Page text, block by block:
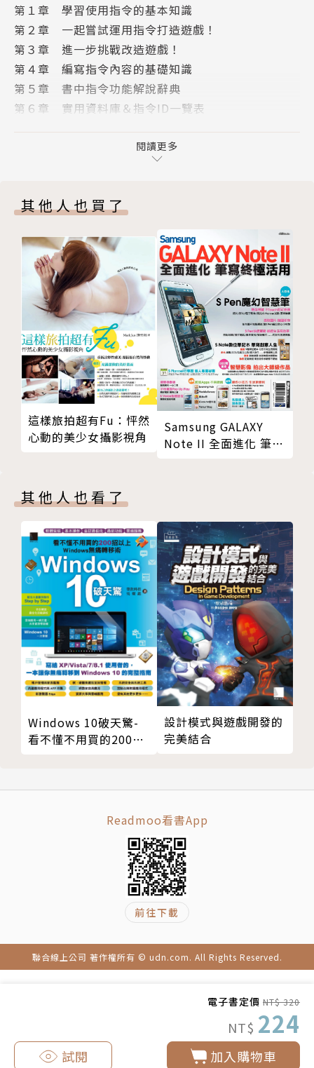
電子書定價 NT$ 320
NT$ 224
加入購物車
試閱
本書以最容易吸收的漫畫對談方式，針對MINECRAFT
的指令玩法，提供生動有趣的教學，
從單行指令的輸入，到後面整串指令的組合，都以最容
易吸收的方式逐步引導讀者學習。
即使你是新手，或過去對指令感覺到很難而不想接觸的
玩家，可以趁此機會，一口氣學會各種功能超強的超派
☆召喚出作為敵人的怪物
☆添加開始前的處理功能
☆讓敵方怪物也會為地面塗色
☆把地形變得更加立體
☆添加各種畫面特效和音效
☆設計成有生命數限制
第１章 學習使用指令的基本知識
第２章 一起嘗試運用指令打造遊戲！
第３章 進一步挑戰改造遊戲！
第４章 編寫指令內容的基礎知識
第５章 書中指令功能解說辭典
第６章 實用資料庫＆指令ID一覽表
閱讀更多
其他人也買了
這樣旅拍超有Fu：怦然
心動的美少女攝影視角
Samsung GALAXY
Note II 全面進化 筆寫
其他人也看了
Windows 10破天驚-
看不懂不用買的200招
設計模式與遊戲開發的
完美結合
Readmoo看書App
前往下載
聯合線上公司 著作權所有 © udn.com. All Rights Reserved.